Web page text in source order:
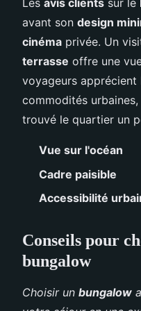
Les avis clients sur le
avant son design
cinéma privée. Un
terrasse offre une
voyageurs
commodités
trouvé le quartier un
Vue sur l'océan
Cadre paisible
Accessibilité
Conseils pour
bungalow
Choisir un bungalow